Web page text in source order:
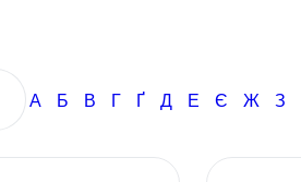
А Б В Г Ґ Д Е Є Ж З